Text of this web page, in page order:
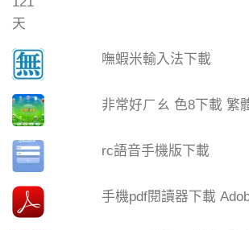
嘸蝦米輸入法下載
非常好ㄏㄠ 色8下載 繁
rc語音手機版下載
手機pdf閱讀器下載